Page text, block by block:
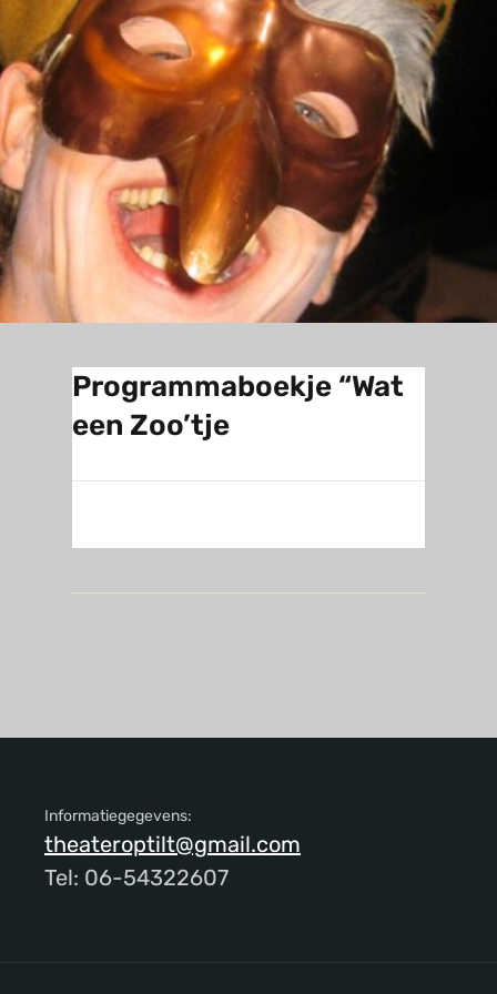
Programmaboekje “Wat
een Zoo’tje
Informatiegegevens:
theateroptilt@gmail.com
Tel: 06-54322607